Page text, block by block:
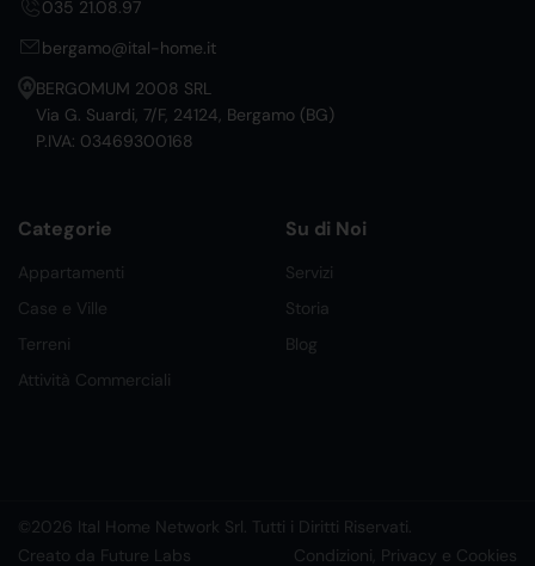
035 21.08.97
bergamo@ital-home.it
BERGOMUM 2008 SRL
Via G. Suardi, 7/F, 24124, Bergamo (BG)
P.IVA: 03469300168
Categorie
Appartamenti
Case e Ville
Terreni
Attività Commerciali
Su di Noi
Servizi
Storia
Blog
©2026 Ital Home Network Srl. Tutti i Diritti Riservati.
Creato da Future Labs
Condizioni, Privacy e Cookies